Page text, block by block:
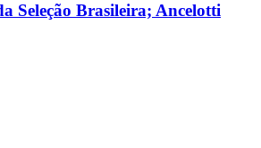
Seleção Brasileira; Ancelotti